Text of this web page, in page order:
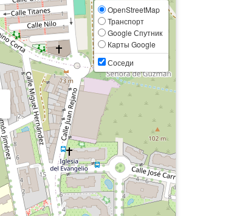
OpenStreetMap
Транспорт
Google Спутник
Карты Google
Соседи